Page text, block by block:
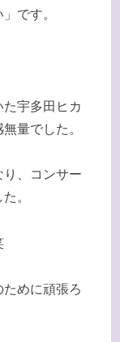
です。
宇多田ヒカ
量でした。
、コンサー
。
めに頑張ろ